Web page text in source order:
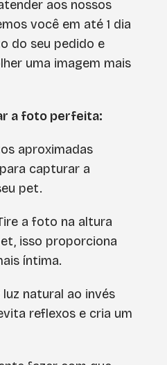
aos nossos
você em até 1 dia
do seu pedido e
uma imagem mais
a foto perfeita:
aproximadas
capturar a
pet.
a foto na altura
isso proporciona
íntima.
luz natural ao invés
reflexos e cria um